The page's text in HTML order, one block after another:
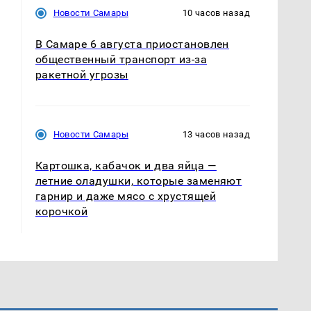
Новости Самары 10 часов назад
В Самаре 6 августа приостановлен
общественный транспорт из-за
ракетной угрозы
Новости Самары 13 часов назад
Картошка, кабачок и два яйца —
летние оладушки, которые заменяют
гарнир и даже мясо с хрустящей
корочкой